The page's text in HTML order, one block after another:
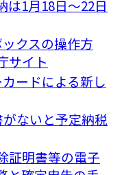
は1月18日～22日
クスの操作方
サイト
ードによる新し
ないと予定納税
証明書等の電子